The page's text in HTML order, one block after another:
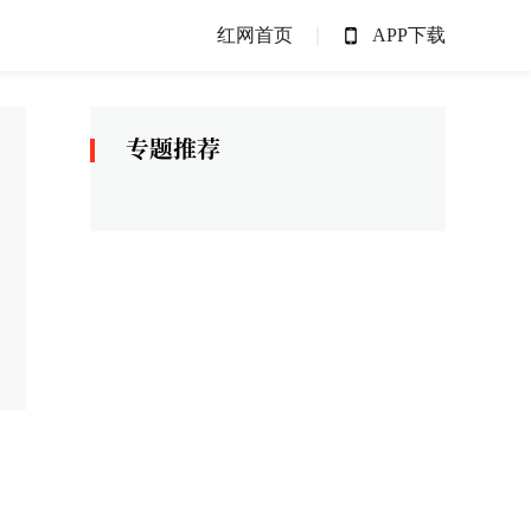
红网首页 APP下载